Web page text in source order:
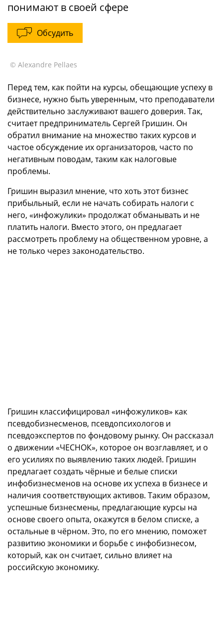
понимают в своей сфере
Обсудить
© Alexandre Pellaes
Перед тем, как пойти на курсы, обещающие успеху в
бизнесе, нужно быть уверенным, что преподаватели
действительно заслуживают вашего доверия. Так,
считает предприниматель Сергей Гришин. Он
обратил внимание на множество таких курсов и
частое обсуждение их организаторов, часто по
негативным поводам, таким как налоговые
проблемы.
Гришин выразил мнение, что хоть этот бизнес
прибыльный, если не начать собирать налоги с
него, «инфожулики» продолжат обманывать и не
платить налоги. Вместо этого, он предлагает
рассмотреть проблему на общественном уровне, а
не только через законодательство.
Гришин классифицировал «инфожуликов» как
псевдобизнесменов, псевдопсихологов и
псевдоэкспертов по фондовому рынку. Он рассказал
о движении «ЧЕСНОК», которое он возглавляет, и о
его усилиях по выявлению таких людей. Гришин
предлагает создать чёрные и белые списки
инфобизнесменов на основе их успеха в бизнесе и
наличия соответствующих активов. Таким образом,
успешные бизнесмены, предлагающие курсы на
основе своего опыта, окажутся в белом списке, а
остальные в чёрном. Это, по его мнению, поможет
развитию экономики и борьбе с инфобизнесом,
который, как он считает, сильно влияет на
российскую экономику.